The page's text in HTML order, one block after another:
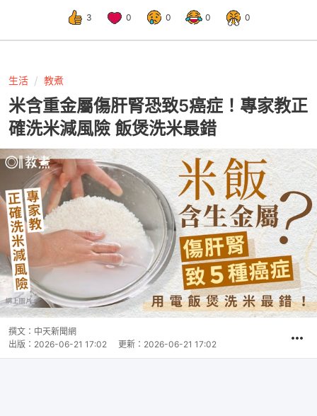
3 0 0 0 0
生活 教煮
米含重金屬傷肝腎恐致5癌症！專家教正
確洗米減風險 飯煲洗米最錯
撰文： 中天新聞網
出版： 2026-06-21 17:02 更新： 2026-06-21 17:02